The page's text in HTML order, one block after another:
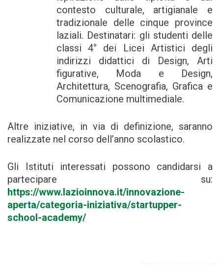
contesto culturale, artigianale e
tradizionale delle cinque province
laziali. Destinatari: gli studenti delle
classi 4° dei Licei Artistici degli
indirizzi didattici di Design, Arti
figurative, Moda e Design,
Architettura, Scenografia, Grafica e
Comunicazione multimediale.
Altre iniziative, in via di definizione, saranno
realizzate nel corso dell’anno scolastico.
Gli Istituti interessati possono candidarsi a
partecipare su:
https://www.lazioinnova.it/innovazione-
aperta/categoria-iniziativa/startupper-
school-academy/